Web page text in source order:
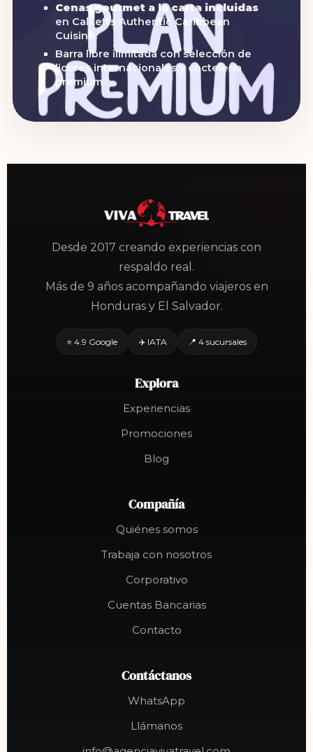
Cenas gourmet a la carta incluidas
en Calketts Authentic Caribbean
Cuisine.
Barra libre ilimitada con selección de
licores internacionales y coctelería
premium.
Desde 2017 creando experiencias con
respaldo real.
Más de 9 años acompañando viajeros en
Honduras y El Salvador.
⭐ 4.9 Google ✈️ IATA 📍 4 sucursales
Explora
Experiencias
Promociones
Blog
Compañía
Quiénes somos
Trabaja con nosotros
Corporativo
Cuentas Bancarias
Contacto
Contáctanos
WhatsApp
Llámanos